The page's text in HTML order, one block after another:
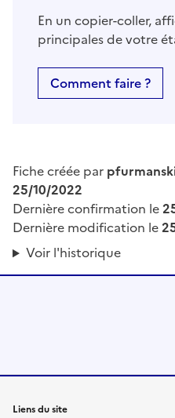
En un copier-coller,
principales de votre
Comment faire ?
Fiche créée par
25/10/2022
Dernière confirmation le
Dernière modification le
Voir l'historique
Liens du site